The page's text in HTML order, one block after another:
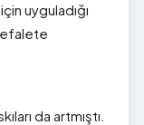
uyguladığı
da artmıştı.